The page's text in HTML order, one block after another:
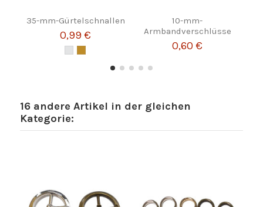
35-mm-Gürtelschnallen
0,99 €
10-mm-
Armbandverschlüsse
0,60 €
16 andere Artikel in der gleichen
Kategorie: